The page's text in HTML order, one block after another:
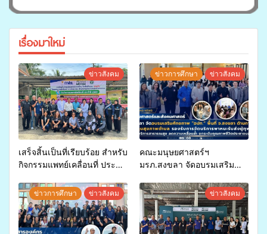
เรื่องมาใหม่
ข่าวสังคม
เสร็จสิ้นเป็นที่เรียบร้อย สำหรับ
กิจกรรมแพทย์เคลื่อนที่ ประจำ
สุขภาพแก่ประชาชนในพื้นที่
อำเภอจะนะ
ข่าวการศึกษา ข่าวสังคม
คณะมนุษยศาสตร์ฯ
มรภ.สงขลา จัดอบรมเสริม
จ่ายงบกองทุนสุขภาพตำบล
รองรับการจัดบริการพาหนะรับ
ส่งผู้ทุพพลภาพเพื่อเข้ารับ
บริการสาธารณสุข ลดความ
ข่าวการศึกษา ข่าวสังคม ข่าวสังคม